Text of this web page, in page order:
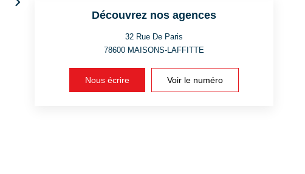
Découvrez nos agences
32 Rue De Paris
78600 MAISONS-LAFFITTE
Nous écrire Voir le numéro